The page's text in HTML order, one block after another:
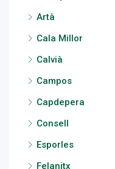
Artà
Cala Millor
Calvià
Campos
Capdepera
Consell
Esporles
Felanitx